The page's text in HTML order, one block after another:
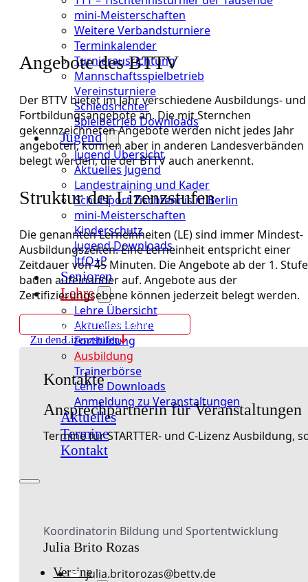
mini-Meisterschaften
Weitere Verbandsturniere
Terminkalender
Turnierausrichtung
Mannschaftsspielbetrieb
Vereinsturniere
Schiedsrichter
Spielbetrieb Downloads
Jugend
Jugend Übersicht
Aktuelles Jugend
Landestraining und Kader
Schulsport Tischtennis in Berlin
mini-Meisterschaften
Kinderschutz
Jugend Downloads
JtfO+P
Senioren
Lehre
Lehre Übersicht
Aktuelles Lehre
Fortbildung
Ausbildung
Trainerbörse
Lehre Downloads
Anmeldung zu Veranstaltungen
Aktuelles
Termine
Kontakt
Vereine
Angebote des BTTV
Der BTTV bietet im Jahr verschiedene Ausbildungs- und
Fortbildungsangebote an. Die mit Sternchen
gekennzeichneten Angebote werden nicht jedes Jahr
angeboten, können aber in anderen Landesverbänden
belegt werden, die der BTTV auch anerkennt.
Struktur der Lizenzstufen
Die genannten Lerneinheiten (LE) sind immer Mindest-
Ausbildungszeiten. Eine Lerneinheit entspricht einer
Zeitdauer von 45 Minuten. Die Angebote ab der 1. Stufe
bauen aufeinander auf. Angebote aus der
Zertifizierungsebene können jederzeit belegt werden.
Anmeldung zu Veranstaltungen
Zu den Lizenzstufen
Kontakte
Ansprechpartnerin für Veranstaltungen
Termine für STARTTER- und C-Lizenz
Koordinatorin Bildung und Sportentwicklung
Julia Brito Rozas
julia.britorozas@bettv.de